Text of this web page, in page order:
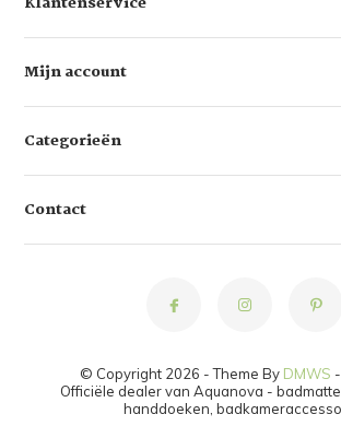
Mijn account
Categorieën
Contact
© Copyright 2026 - Theme By DMWS -
Officiële dealer van Aquanova -
handdoeken,